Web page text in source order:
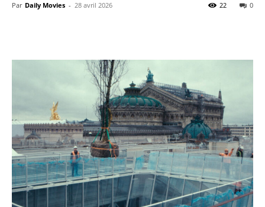
Par Daily Movies - 28 avril 2026 0
22